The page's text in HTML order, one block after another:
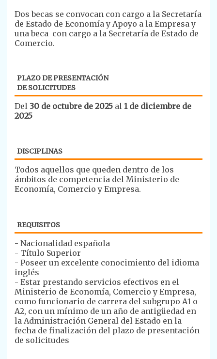
Dos becas se convocan con cargo a la Secretaría
de Estado de Economía y Apoyo a la Empresa y
una beca con cargo a la Secretaría de Estado de
Comercio.
PLAZO DE PRESENTACIÓN
DE SOLICITUDES
Del 30 de octubre de 2025 al 1 de diciembre de
2025
DISCIPLINAS
​Todos aquellos que queden dentro de los
ámbitos de competencia del Ministerio de
Economía, Comercio y Empresa.
REQUISITOS
- ​​Nacionalidad española
- Título Superior
- Poseer un excelente conocimiento del idioma
inglés
- Estar prestando servicios efectivos en el
Ministerio de Economía, Comercio y Empresa,
como funcionario de carrera del subgrupo A1 o
A2, con un mínimo de un año de antigüedad en
la Administración General del Estado en la
fecha de finalización del plazo de presentación
de solicitudes